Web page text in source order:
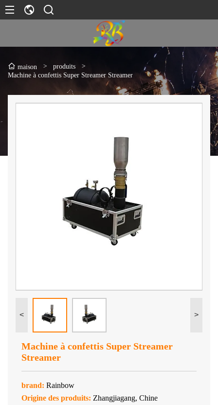
maison > produits
>
Machine à confettis Super Streamer Streamer
< >
Machine à confettis Super Streamer
Streamer
brand: Rainbow
Origine des produits: Zhangjiagang, Chine